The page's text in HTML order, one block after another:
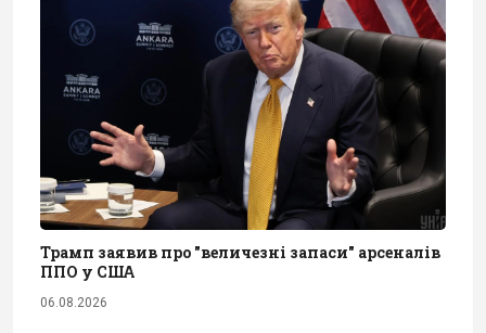
Трамп заявив про "величезні запаси" арсеналів
ППО у США
06.08.2026